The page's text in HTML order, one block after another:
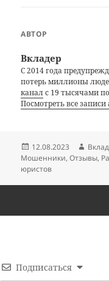
АВТОР
Вкладер
С 2014 года
потерь миллионы
каналс 19 тысячами
Посмотреть все
Опубликовано
12.08.2023 Автор
Мошенники,Отзывы,
юристов
Подписаться